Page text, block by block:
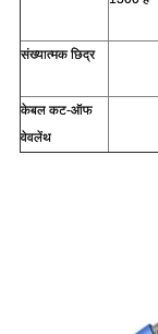
संख्यात्मक छिद्र
केबल कट-ऑफ
वेवलेंथ